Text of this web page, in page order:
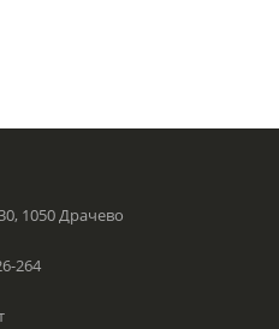
1050 Драчево
264